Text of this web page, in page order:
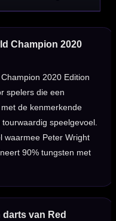
Champion 2020
2020 Edition
spelers die een
de kenmerkende
speelgevoel.
waarmee Peter Wright
90% tungsten met
van Red